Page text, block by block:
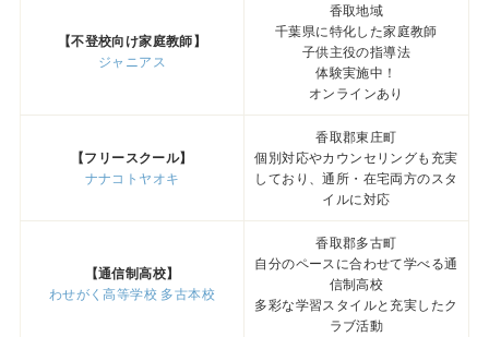
【不登校向け家庭教師】
ジャニアス
香取地域
千葉県に特化した家庭教師
子供主役の指導法
体験実施中！
オンラインあり
【フリースクール】
ナナコトヤオキ
香取郡東庄町
個別対応やカウンセリングも充実
しており、通所・在宅両方のスタ
イルに対応
【通信制高校】
わせがく高等学校 多古本校
香取郡多古町
自分のペースに合わせて学べる通
信制高校
多彩な学習スタイルと充実したク
ラブ活動